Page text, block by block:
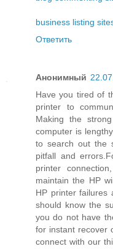
business listing
Ответить
Анонимный
Have you tired of
printer to
Making the
computer is
to search out the
pitfall and
printer
maintain the HP
HP printer failures
should know the
you do not have
for instant recover
connect with our